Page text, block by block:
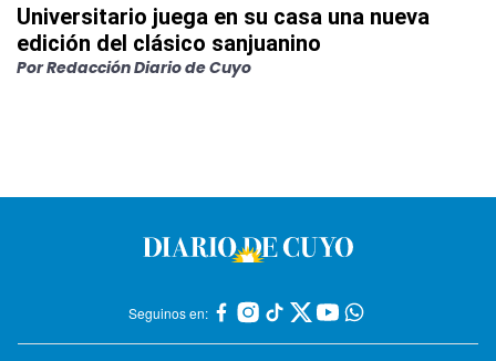
Universitario juega en su casa una nueva
edición del clásico sanjuanino
PorRedacción Diario de Cuyo
Seguinos en: